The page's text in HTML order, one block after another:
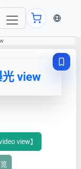
当前语
view
view】